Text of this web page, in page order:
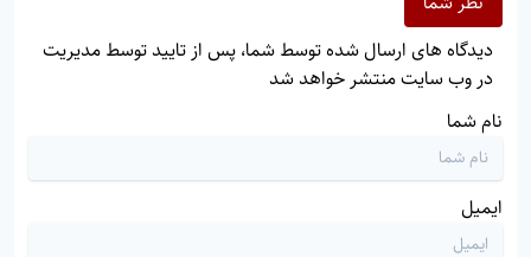
دیدگاه های ارسال شده توسط شما، پس از تایید توسط مدیریت
در وب سایت منتشر خواهد شد
نام شما
ایمیل